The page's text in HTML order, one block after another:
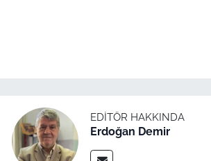
EDITÖR HAKKINDA
Erdoğan Demir
Magazin
İş Dünyası